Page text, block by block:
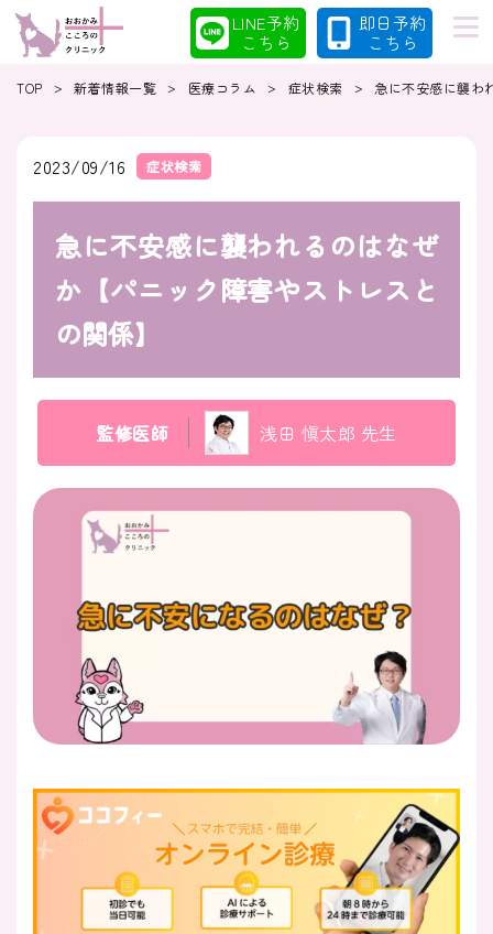
LINE予約
こちら
即日予約
こちら
初めての方へ
クリニック
医師紹介
採用情報
即日
FAX
03-5989-0618
TOP > 新着情報一覧 > 医療コラム > 症状検索 > 急に不安感に襲わ
2023/09/16 症状検索
急に不安感に襲われるのはなぜ
か【パニック障害やストレスと
の関係】
監修医師 浅田 愼太郎 先生